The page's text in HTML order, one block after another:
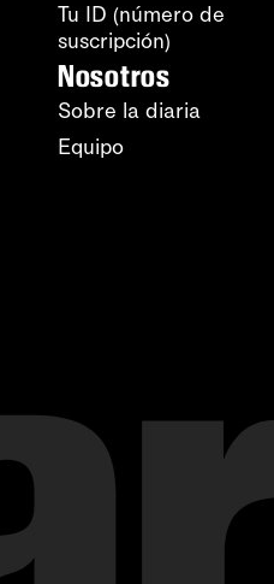
Tu ID (número de
suscripción)
Nosotros
Sobre la diaria
Equipo